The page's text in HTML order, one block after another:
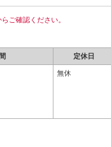
らご確認ください。
定休日
無休